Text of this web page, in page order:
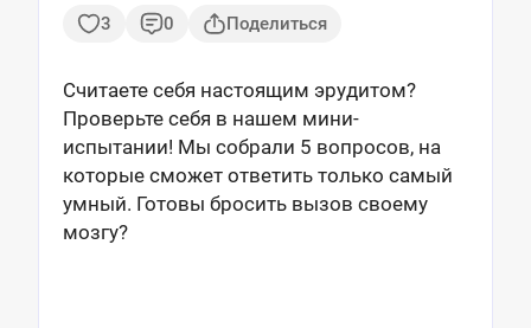
3
0 Поделиться
Считаете себя настоящим эрудитом?
Проверьте себя в нашем мини-
испытании! Мы собрали 5 вопросов, на
которые сможет ответить только самый
умный. Готовы бросить вызов своему
мозгу?